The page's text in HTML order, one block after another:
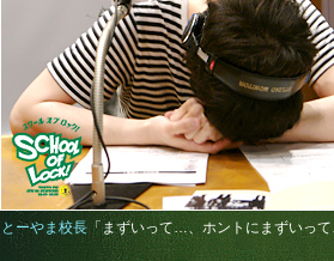
とーやま校長 「まずいって…、ホントにまずいって